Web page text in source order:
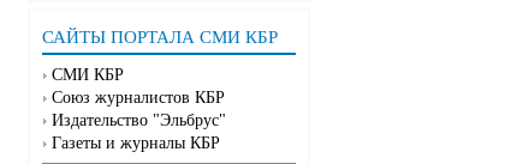
САЙТЫ ПОРТАЛА СМИ КБР
СМИ КБР
Союз журналистов КБР
Издательство "Эльбрус"
Газеты и журналы КБР